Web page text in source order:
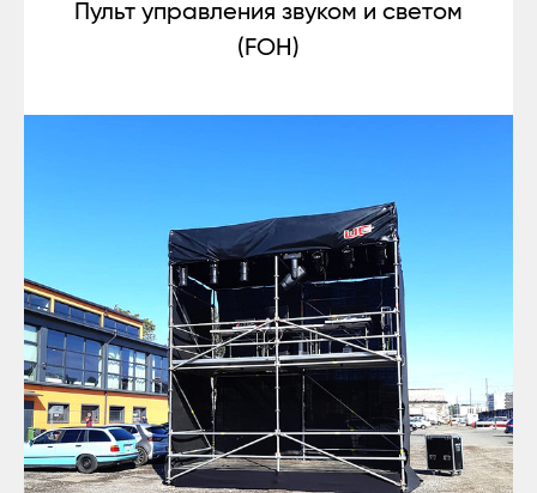
Пульт управления звуком и светом
(FOH)